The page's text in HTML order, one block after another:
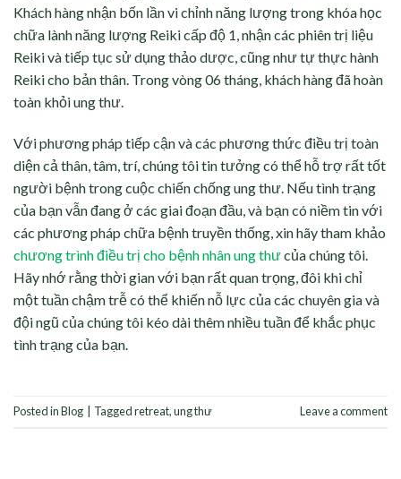
Khách hàng nhận bốn lần vi chỉnh năng lượng trong khóa học
chữa lành năng lượng Reiki cấp độ 1, nhận các phiên trị liệu
Reiki và tiếp tục sử dụng thảo dược, cũng như tự thực hành
Reiki cho bản thân. Trong vòng 06 tháng, khách hàng đã hoàn
toàn khỏi ung thư.
Với phương pháp tiếp cận và các phương thức điều trị toàn
diện cả thân, tâm, trí, chúng tôi tin tưởng có thể hỗ trợ rất tốt
người bệnh trong cuộc chiến chống ung thư. Nếu tình trạng
của bạn vẫn đang ở các giai đoạn đầu, và bạn có niềm tin với
các phương pháp chữa bệnh truyền thống, xin hãy tham khảo
chương trình điều trị cho bệnh nhân ung thưcủa chúng tôi.
Hãy nhớ rằng thời gian với bạn rất quan trọng, đôi khi chỉ
một tuần chậm trễ có thể khiến nỗ lực của các chuyên gia và
đội ngũ của chúng tôi kéo dài thêm nhiều tuần để khắc phục
tình trạng của bạn.
Posted inBlog Taggedretreat,ung thư Leave a comment